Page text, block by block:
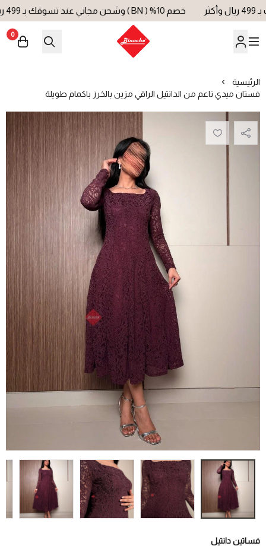
خصم 10% ( BN ) وشحن مجاني عند تسوقك بـ 499 ريال وأكثر
بينوش | Binoche
0
الرئيسية
فستان ميدي ناعم من الدانتيل الراقي مزين بالخرز باكمام طويلة
فساتين دانتيل